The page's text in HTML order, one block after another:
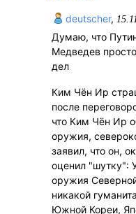
deutscher,
Думаю, что
Медведев
дел
Ким Чён Ир
после
что Ким Чён Ир
оружия,
заявил, что он,
оценил "шутку":
оружия
никакой
Южной Кореи,